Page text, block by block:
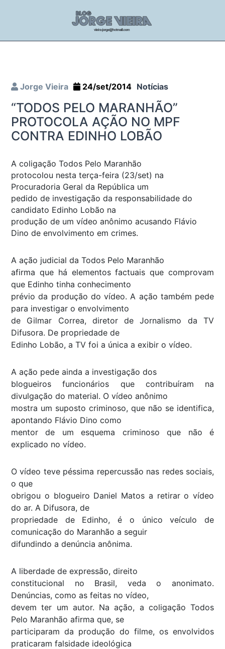
Jorge Vieira 24/set/2014 Notícias
“TODOS PELO MARANHÃO”
PROTOCOLA AÇÃO NO MPF
CONTRA EDINHO LOBÃO
A coligação Todos Pelo Maranhão
protocolou nesta terça-feira (23/set) na
Procuradoria Geral da República um
pedido de investigação da responsabilidade do
candidato Edinho Lobão na
produção de um vídeo anônimo acusando Flávio
Dino de envolvimento em crimes.
A ação judicial da Todos Pelo Maranhão
afirma que há elementos factuais que comprovam
que Edinho tinha conhecimento
prévio da produção do vídeo. A ação também pede
para investigar o envolvimento
de Gilmar Correa, diretor de Jornalismo da TV
Difusora. De propriedade de
Edinho Lobão, a TV foi a única a exibir o vídeo.
A ação pede ainda a investigação dos
blogueiros funcionários que contribuíram na
divulgação do material. O vídeo anônimo
mostra um suposto criminoso, que não se identifica,
apontando Flávio Dino como
mentor de um esquema criminoso que não é
explicado no vídeo.
O vídeo teve péssima repercussão nas redes sociais,
o que
obrigou o blogueiro Daniel Matos a retirar o vídeo
do ar. A Difusora, de
propriedade de Edinho, é o único veículo de
comunicação do Maranhão a seguir
difundindo a denúncia anônima.
A liberdade de expressão, direito
constitucional no Brasil, veda o anonimato.
Denúncias, como as feitas no vídeo,
devem ter um autor. Na ação, a coligação Todos
Pelo Maranhão afirma que, se
participaram da produção do filme, os envolvidos
praticaram falsidade ideológica